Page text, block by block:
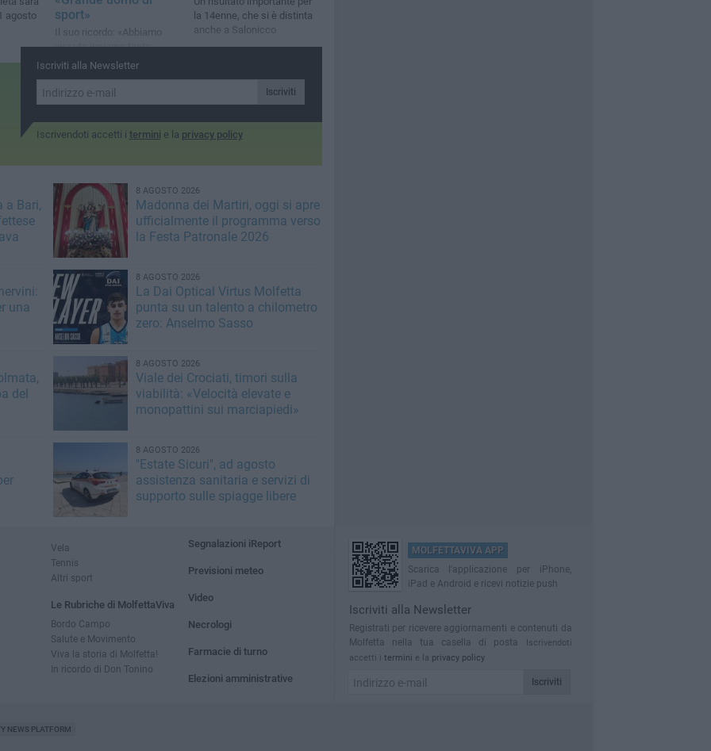
agosto
sport»
Il suo ricordo: «Abbiamo
vissuto insieme tante
avventure calcistiche»
la 14enne, che si è distinta
anche a Salonicco
Iscriviti alla Newsletter
Iscriviti
Iscrivendoti accetti i termini e la privacy policy
a Bari,
8 AGOSTO 2026
Madonna dei Martiri, oggi si apre
ufficialmente il programma verso
la Festa Patronale 2026
una
8 AGOSTO 2026
La Dai Optical Virtus Molfetta
punta su un talento a chilometro
zero: Anselmo Sasso
del
8 AGOSTO 2026
Viale dei Crociati, timori sulla
viabilità: «Velocità elevate e
monopattini sui marciapiedi»
8 AGOSTO 2026
"Estate Sicuri", ad agosto
assistenza sanitaria e servizi di
supporto sulle spiagge libere
Vela
Tennis
Altri sport
Le Rubriche di MolfettaViva
Bordo Campo
Salute e Movimento
Viva la storia di Molfetta!
In ricordo di Don Tonino
Segnalazioni iReport
Previsioni meteo
Video
Necrologi
Farmacie di turno
Elezioni amministrative
MOLFETTAVIVA APP
Scarica l'applicazione per iPhone,
iPad e Android e ricevi notizie push
Iscriviti alla Newsletter
Registrati per ricevere aggiornamenti e contenuti da
Molfetta nella tua casella di posta
Iscrivendoti
accetti i termini e la privacy policy
Iscriviti
NEWS PLATFORM